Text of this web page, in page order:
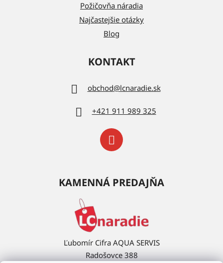
Požičovňa náradia
Najčastejšie otázky
Blog
KONTAKT
obchod@lcnaradie.sk
+421 911 989 325
KAMENNÁ PREDAJŇA
Ľubomír Cifra AQUA SERVIS
Radošovce 388